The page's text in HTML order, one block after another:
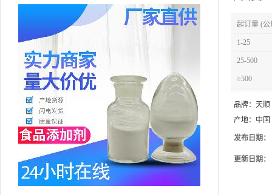
起订量 (公
1-25
25-500
≥500
品牌： 天顺
产地： 中
发布日期：
更新日期：